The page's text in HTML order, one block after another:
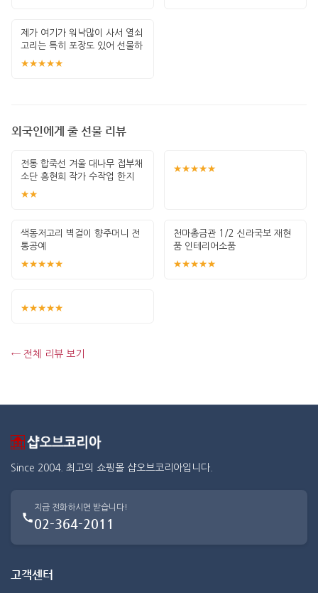
제가 여기가 워낙많이 사서 열쇠
고리는 특히 포장도 있어 선물하
기 좋고 퀄
★★★★★
외국인에게 줄 선물 리뷰
전통 합죽선 겨울 대나무 접부채
소단 홍현희 작가 수작업 한지
그림 고급
★★
★★★★★
색동저고리 벽걸이 향주머니 전
통공예
★★★★★
천마총금관 1/2 신라국보 재현
품 인테리어소품
★★★★★
★★★★★
← 전체 리뷰 보기
Since 2004. 최고의 쇼핑몰 샵오브코리아입니다.
지금 전화하시면 받습니다!
02-364-2011
고객센터